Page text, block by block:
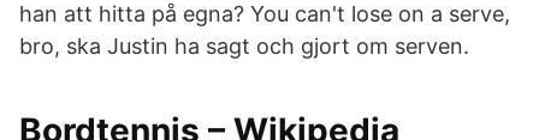
han att hitta på egna? You can't lose on a serve,
bro, ska Justin ha sagt och gjort om serven.
Bordtennis – Wikipedia